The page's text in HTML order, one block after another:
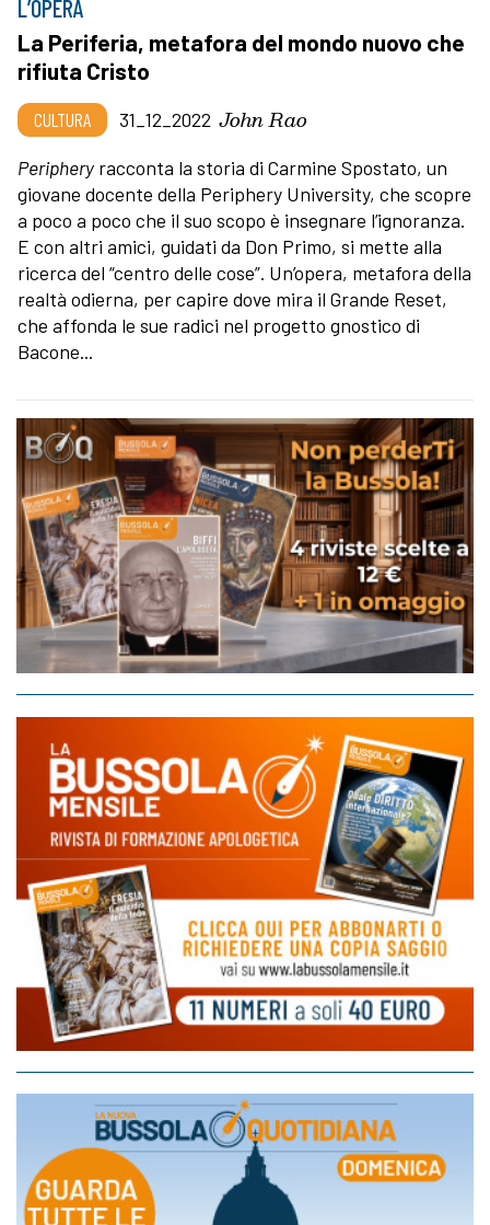
L’OPERA
La Periferia, metafora del mondo nuovo che
rifiuta Cristo
CULTURA 31_12_2022 John Rao
Periphery racconta la storia di Carmine Spostato, un
giovane docente della Periphery University, che scopre
a poco a poco che il suo scopo è insegnare l’ignoranza.
E con altri amici, guidati da Don Primo, si mette alla
ricerca del “centro delle cose”. Un’opera, metafora della
realtà odierna, per capire dove mira il Grande Reset,
che affonda le sue radici nel progetto gnostico di
Bacone...